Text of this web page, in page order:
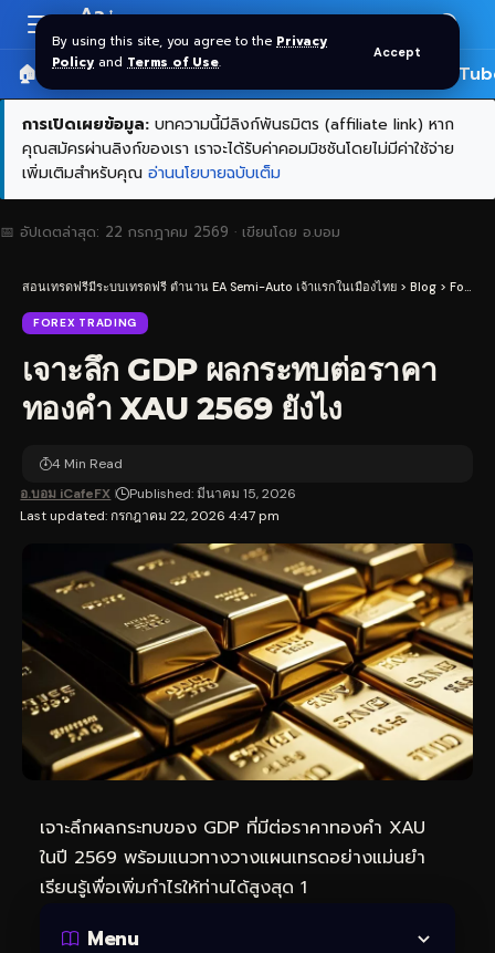
By using this site, you agree to the Privacy
Policy and Terms of Use.
Accept
Resizer
Aa
🏠 หน้าแรก ราคาทอง SPDR 🎬
การเปิดเผยข้อมูล: บทความนี้มีลิงก์พันธมิตร (affiliate link) หาก
คุณสมัครผ่านลิงก์ของเรา เราจะได้รับค่าคอมมิชชันโดยไม่มีค่าใช้จ่าย
เพิ่มเติมสำหรับคุณ อ่านนโยบายฉบับเต็ม
📅 อัปเดตล่าสุด: 22 กรกฎาคม 2569 · เขียนโดย อ.บอม
สอนเทรดฟรีมีระบบเทรดฟรี ตำนาน EA Semi-Auto เจ้าแรกในเมืองไทย > Blog > Forex Trading
FOREX TRADING
เจาะลึก GDP ผลกระทบต่อราคา
ทองคำ XAU 2569 ยังไง
Last updated: กรกฎาคม 22, 2026 4:47 pm
อ.บอม iCafeFX Published: มีนาคม 15, 2026
4 Min Read
เจาะลึกผลกระทบของ GDP ที่มีต่อราคาทองคำ XAU
ในปี 2569 พร้อมแนวทางวางแผนเทรดอย่างแม่นยำ
เรียนรู้เพื่อเพิ่มกำไรให้ท่านได้สูงสุด 1
Menu